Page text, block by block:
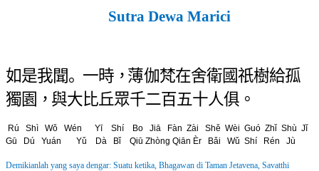
Sutra Dewa Marici
如 是 我 聞 。一 時， 薄 伽 梵 在 舍 衛 國 祇 樹 給孤
獨 園 ，與 大 比 丘 眾 千 二 百 五 十 人 俱 。
Rú Shì Wǒ Wén Yī Shí Bo Jiā Fàn Zài Shě Wèi Guó Zhǐ Shù Jĭ
Gū Dú Yuán Yǔ Dà Bǐ Qiū Zhòng Qiān Èr Bǎi Wǔ Shí Rén Jù
Demikianlah yang saya dengar: Suatu ketika, Bhagawan di Taman Jetavena, Savatthi